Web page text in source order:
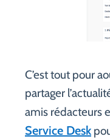
C’est tout pour
partager
amis rédacteurs
Service Desk